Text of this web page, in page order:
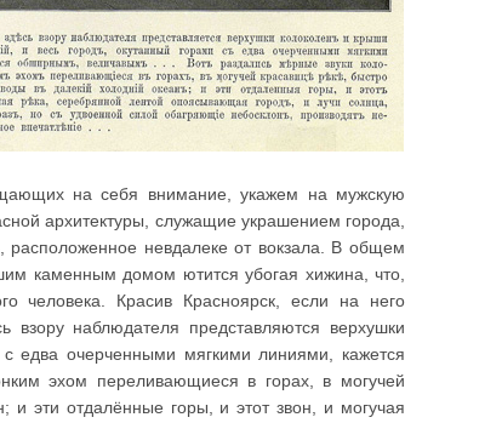
на себя внимание, укажем на мужскую
архитектуры, служащие украшением города,
невдалеке от вокзала. В общем
каменным домом ютится убогая хижина, что,
человека. Красив Красноярск, если на него
наблюдателя представляются верхушки
едва очерченными мягкими линиями, кажется
эхом переливающиеся в горах, в могучей
эти отдалённые горы, и этот звон, и могучая